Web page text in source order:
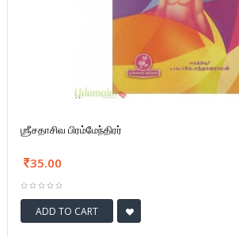
ஶ்ரீசதாசிவ பிரம்மேந்திரர்
35.00
ADD TO CART